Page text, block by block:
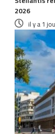
2026
il y a 1